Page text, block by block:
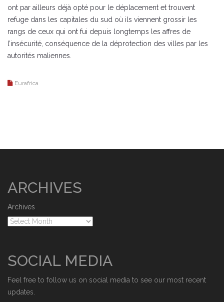
ont par ailleurs déjà opté pour le déplacement et trouvent
refuge dans les capitales du sud où ils viennent grossir les
rangs de ceux qui ont fui depuis longtemps les affres de
l’insécurité, conséquence de la déprotection des villes par les
autorités maliennes.
Eurafrica
ARCHIVES
Archives
SOCIAL MEDIA
Feel free to follow us on social media to see our most recent
updates.